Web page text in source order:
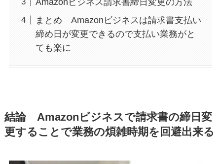
まとめ Amazonビジネスは請求書支払い
締め日が変更できるので支払い業務がと
ても楽に
結論 Amazonビジネスで請求書の締日変
更することで業務の煩雑時期を回避出来る